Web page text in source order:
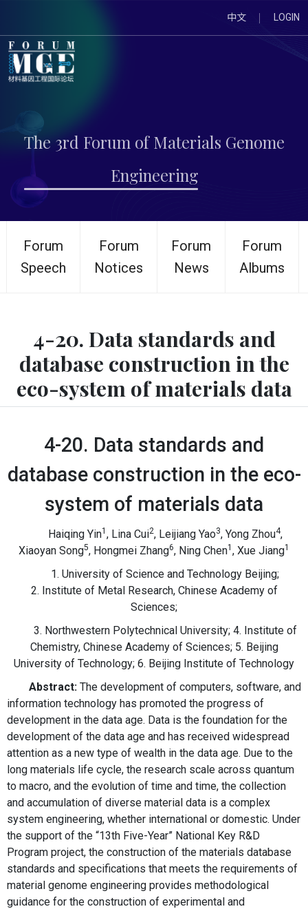
中文 LOGIN
The 3rd Forum of Materials Genome
Engineering
Forum
Speech
Forum
Notices
Forum
News
Forum
Albums
4-20. Data standards and
database construction in the
eco-system of materials data
4-20. Data standards and
database construction in the eco-
system of materials data
Haiqing Yin1 , Lina Cui2, Leijiang Yao3, Yong Zhou4,
Xiaoyan Song5, Hongmei Zhang6, Ning Chen1 , Xue Jiang1
1. University of Science and Technology Beijing;
2. Institute of Metal Research, Chinese Academy of
Sciences;
3. Northwestern Polytechnical University; 4. Institute of
Chemistry, Chinese Academy of Sciences; 5. Beijing
University of Technology; 6. Beijing Institute of Technology
Abstract: The development of computers, software, and
information technology has promoted the progress of
development in the data age. Data is the foundation for the
development of the data age and has received widespread
attention as a new type of wealth in the data age. Due to the
long materials life cycle, the research scale across quantum
to macro, and the evolution of time and time, the collection
and accumulation of diverse material data is a complex
system engineering, whether international or domestic. Under
the support of the “13th Five-Year” National Key R&D
Program project, the construction of the materials database
standards and specifications that meets the requirements of
material genome engineering provides methodological
guidance for the construction of experimental and